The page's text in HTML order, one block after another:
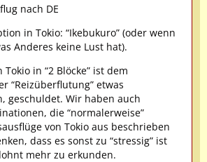
nach DE
in Tokio: “Ikebukuro” (oder wenn
Anderes keine Lust hat).
in “2 Blöcke” ist dem
“Reizüberflutung” etwas
geschuldet. Wir haben auch
die “normalerweise”
von Tokio aus beschrieben
dass es sonst zu “stressig” ist
mehr zu erkunden.